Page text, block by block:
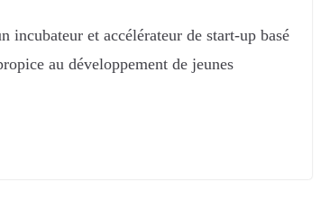
incubateur et accélérateur de start-up basé
au développement de jeunes